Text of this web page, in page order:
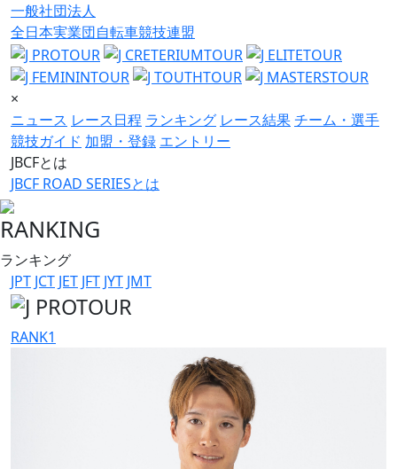
一般社団法人
全日本実業団自転車競技連盟
×
ニュース レース日程 ランキング レース結果チーム・選手
競技ガイド 加盟・登録 エントリー
JBCFとは
JBCF ROAD SERIESとは
RANKING
ランキング
JPT JCT JET JFT JYT JMT
RANK1